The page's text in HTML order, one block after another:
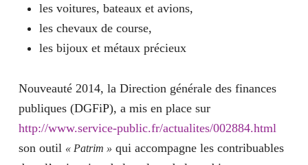
les voitures, bateaux et avions,
les chevaux de course,
les bijoux et métaux précieux
Nouveauté 2014, la Direction générale des finances
publiques (DGFiP), a mis en place sur
http://www.service-public.fr/actualites/002884.html
son outil « Patrim » qui accompagne les contribuables